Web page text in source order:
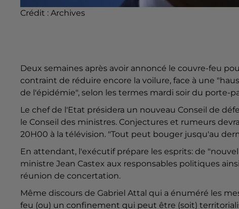
Crédit : Archives
Deux semaines après avoir annoncé le couvre-feu
contraint de réduire encore la voilure, face à une
de l'épidémie", selon les termes mardi soir du porte-
Le chef de l'Etat présidera un nouveau Conseil de
le Conseil des ministres. Conjectures et rumeurs
20H00 à la télévision. "Tout peut bouger jusqu'au
En attendant, l'exécutif prépare les esprits: de
ministre Jean Castex aux responsables politiques
réunion de concertation.
Même discours de Gabriel Attal qui a énuméré les
feu (ou) un confinement qui peut être (soit)